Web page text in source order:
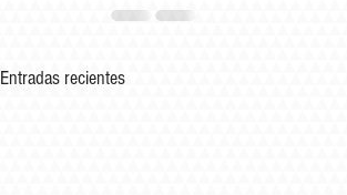
Entradas recientes